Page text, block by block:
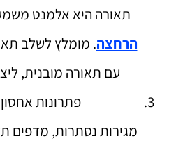
תאורה היא אלמנט
הרחצה. מומלץ לשלב
עם תאורה מובנית,
פתרונות אחסון
מגירות נסתרות, מדפים